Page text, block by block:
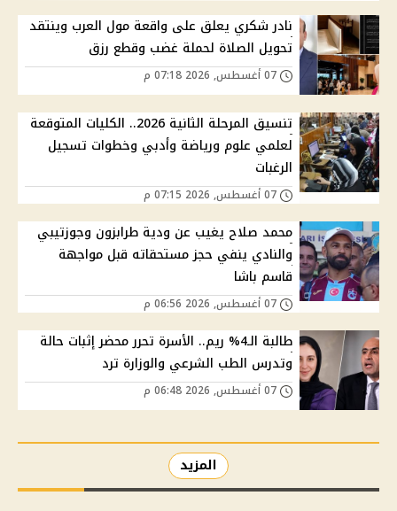
نادر شكري يعلق على واقعة مول العرب وينتقد
تحويل الصلاة لحملة غضب وقطع رزق
تنسيق المرحلة الثانية 2026.. الكليات المتوقعة
لعلمي علوم ورياضة وأدبي وخطوات تسجيل
الرغبات
محمد صلاح يغيب عن ودية طرابزون وجوزتيبي
والنادي ينفي حجز مستحقاته قبل مواجهة
قاسم باشا
طالبة الـ4% ريم.. الأسرة تحرر محضر إثبات حالة
وتدرس الطب الشرعي والوزارة ترد
المزيد